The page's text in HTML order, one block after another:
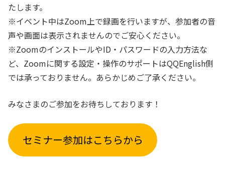
たします。
※イベント中はZoom上で録画を行いますが、参加者の音
声や画面は表示されませんのでご安心ください。
※ZoomのインストールやID・パスワードの入力方法な
ど、Zoomに関する設定・操作のサポートはQQEnglish側
では承っておりません。あらかじめご了承ください。
みなさまのご参加をお待ちしております！
セミナー参加はこちらから